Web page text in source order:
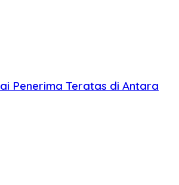
Penerima Teratas di Antara